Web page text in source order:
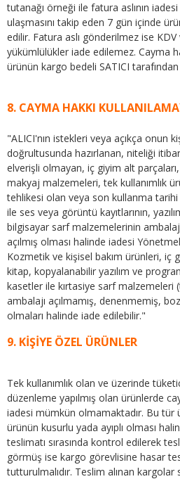
tutanağı örneği ile fatura aslının
ulaşmasını takip eden 7 gün içinde
edilir. Fatura aslı gönderilmez ise
yükümlülükler iade edilemez. Cayma
ürünün kargo bedeli SATICI tarafından
8. CAYMA HAKKI
"ALICI'nın istekleri veya açıkça onun
doğrultusunda hazırlanan, niteliği
elverişli olmayan, iç giyim alt
makyaj malzemeleri, tek kullanımlık
tehlikesi olan veya son kullanma
ile ses veya görüntü kayıtlarının,
bilgisayar sarf malzemelerinin
açılmış olması halinde iadesi
Kozmetik ve kişisel bakım ürünleri, iç
kitap, kopyalanabilir yazılım ve
kasetler ile kırtasiye sarf malzemeleri
ambalajı açılmamış, denenmemiş,
olmaları halinde iade edilebilir."
9. KİŞİYE ÖZEL ÜRÜNLER
Tek kullanımlık olan ve üzerinde
düzenleme yapılmış olan ürünlerde
iadesi mümkün olmamaktadır. Bu tür
ürünün kusurlu yada ayıplı olması
teslimatı sırasında kontrol edilerek
görmüş ise kargo görevlisine hasar
tutturulmalıdır. Teslim alınan